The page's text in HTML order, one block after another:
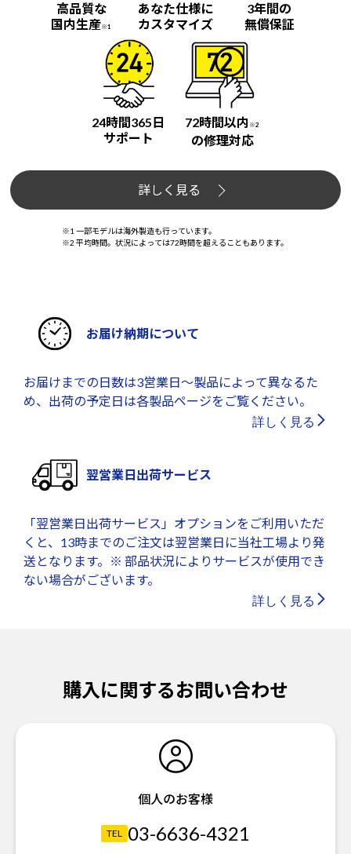
高品質な
国内生産※1
あなた仕様に
カスタマイズ
3年間の
無償保証
24時間365日
サポート
72時間以内 ※2
の修理対応
詳しく見る
※1 一部モデルは海外製造も行っています。
※2 平均時間。状況によっては72時間を超えることもあります。
お届け納期について
お届けまでの日数は3営業日～製品によって異なるた
め、出荷の予定日は各製品ページをご覧ください。
詳しく見る
翌営業日出荷サービス
「翌営業日出荷サービス」オプションをご利用いただ
くと、13時までのご注文は翌営業日に当社工場より発
送となります。※ 部品状況によりサービスが使用でき
ない場合がございます。
詳しく見る
購入に関するお問い合わせ
個人のお客様
TEL 03-6636-4321